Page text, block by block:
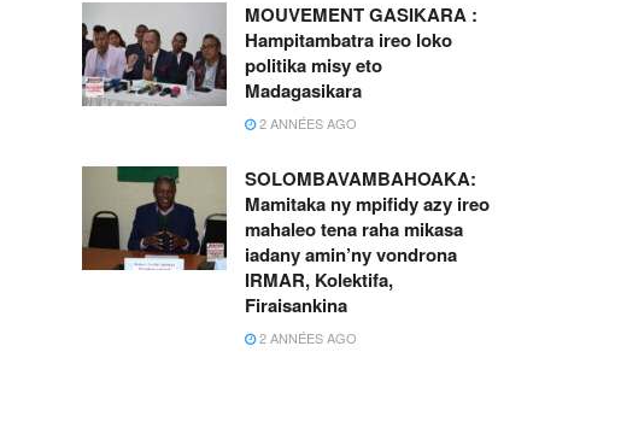
MOUVEMENT GASIKARA :
Hampitambatra ireo loko
politika misy eto
Madagasikara
2 ANNÉES AGO
SOLOMBAVAMBAHOAKA:
Mamitaka ny mpifidy azy ireo
mahaleo tena raha mikasa
iadany amin’ny vondrona
IRMAR, Kolektifa,
Firaisankina
2 ANNÉES AGO